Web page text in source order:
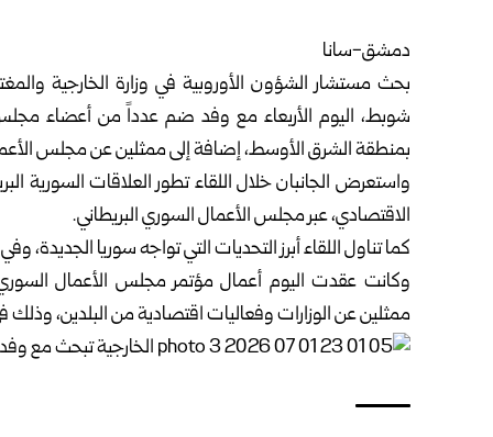
دمشق-سانا‏
بحث مستشار الشؤون الأوروبية في وزارة الخارجية
شوبط، اليوم الأربعاء مع وفد ضم عدداً من ‏أعضاء
بمنطقة الشرق ‏الأوسط، إضافة إلى ممثلين عن مجلس
واستعرض الجانبان خلال اللقاء تطور العلاقات السورية
الاقتصادي، عبر مجلس الأعمال السوري ‏البريطاني.‏
كما تناول اللقاء أبرز التحديات التي تواجه سوريا الجديدة،
‏ممثلين عن الوزارات ‏وفعاليات ‏اقتصادية من البلدين‎، ‏وذلك في فندق غولدن مزة بدمشق‎.‎